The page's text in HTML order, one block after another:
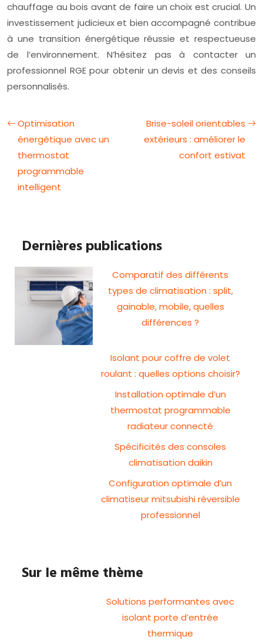
chauffage au bois avant de faire un choix est crucial. Un
investissement judicieux et bien accompagné contribue
à une transition énergétique réussie et respectueuse
de l’environnement. N’hésitez pas à contacter un
professionnel RGE pour obtenir un devis et des conseils
personnalisés.
Optimisation
énergétique avec un
thermostat
programmable
intelligent
Brise-soleil orientables
extérieurs : améliorer le
confort estivat
Dernières publications
Comparatif des différents
types de climatisation : split,
gainable, mobile, quelles
différences ?
Isolant pour coffre de volet
roulant : quelles options choisir?
Installation optimale d’un
thermostat programmable
radiateur connecté
Spécificités des consoles
climatisation daikin
Configuration optimale d’un
climatiseur mitsubishi réversible
professionnel
Sur le même thème
Solutions performantes avec
isolant porte d’entrée
thermique